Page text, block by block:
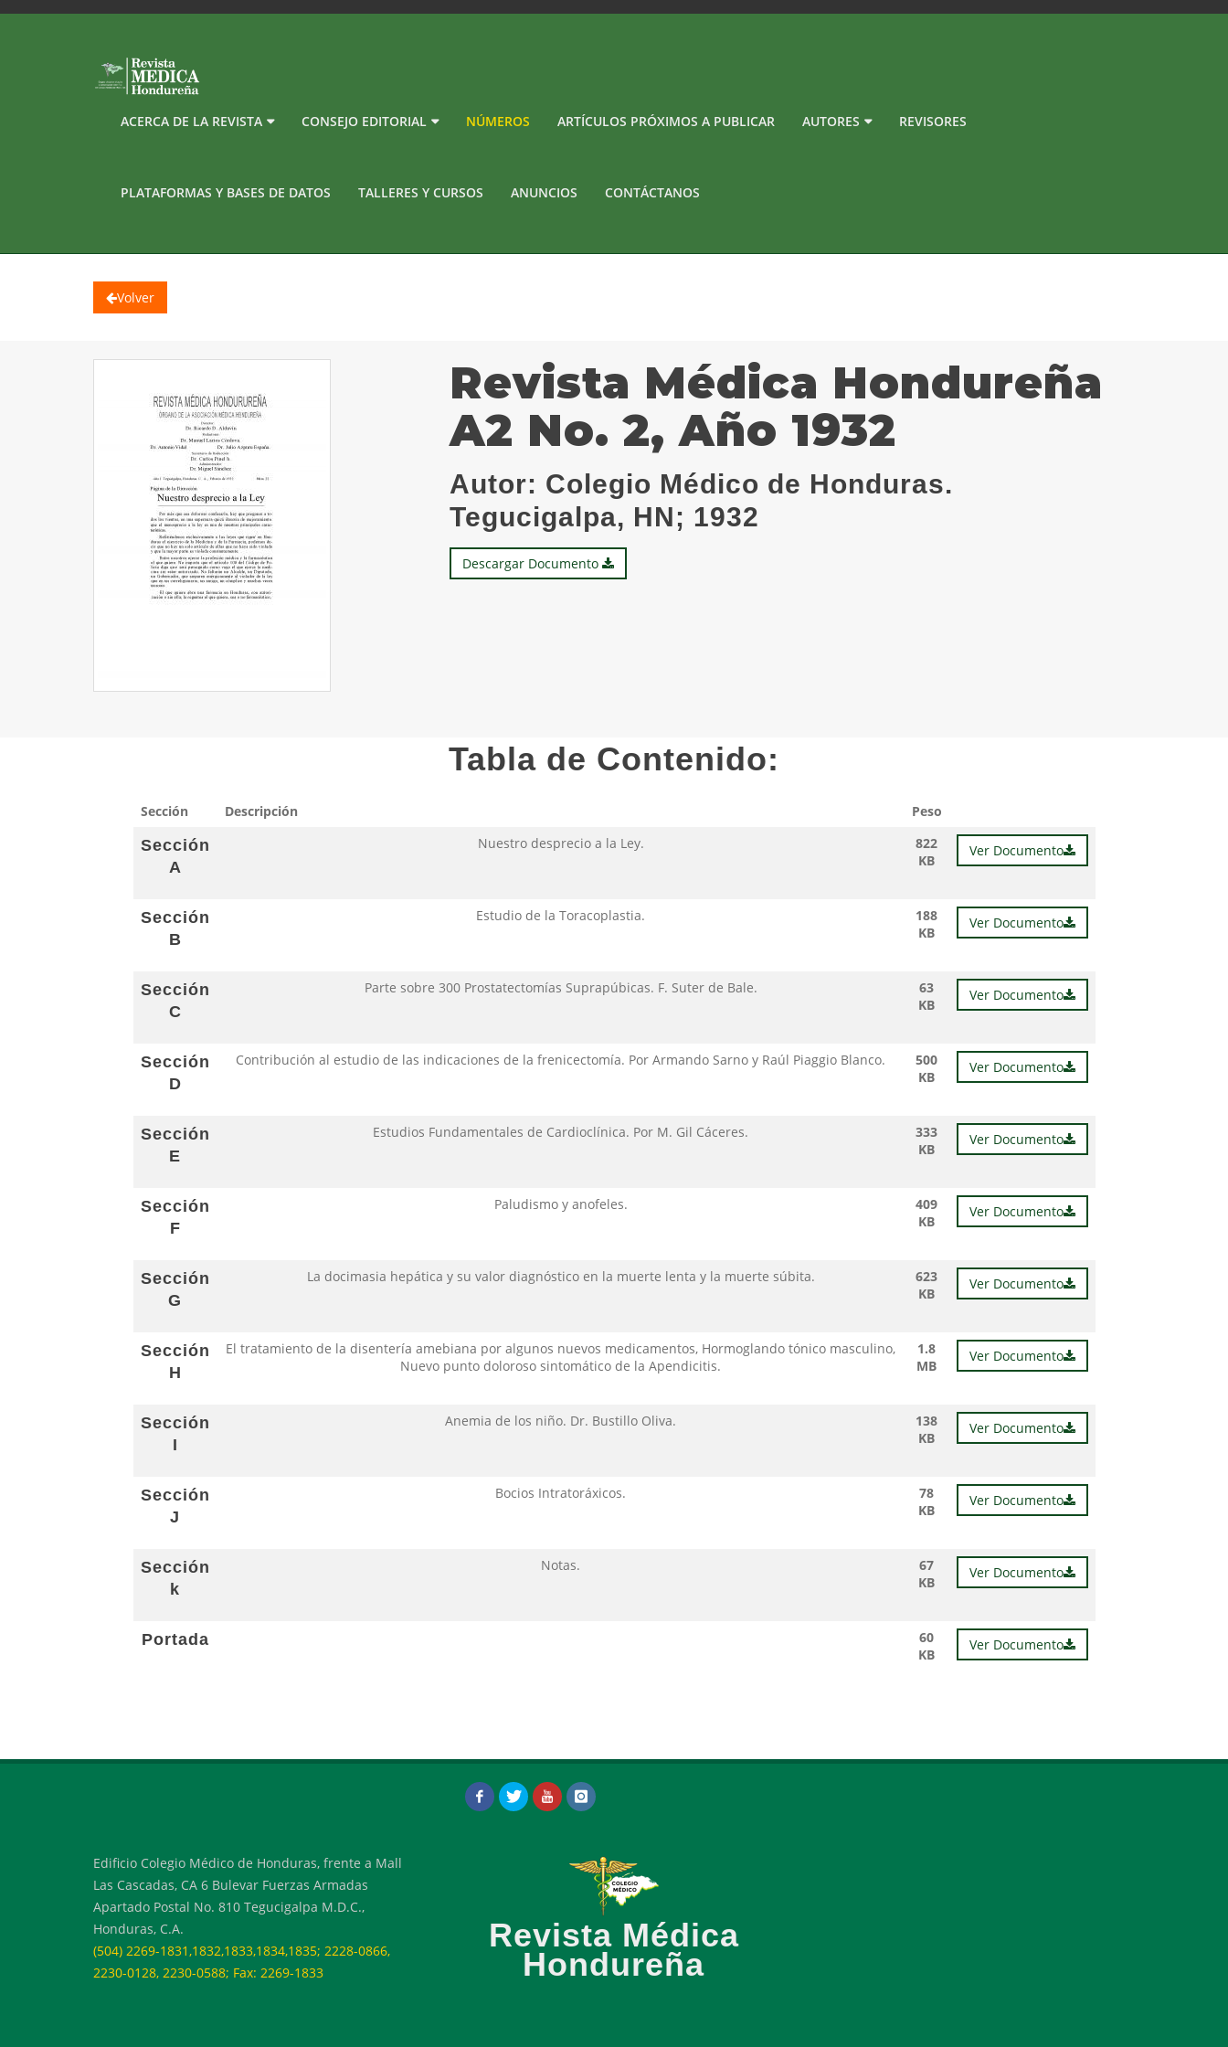
ACERCA DE LA REVISTA CONSEJO EDITORIAL NÚMEROS ARTÍCULOS PRÓXIMOS A PUBLICAR AUTORES REVISORES
PLATAFORMAS Y BASES DE DATOS TALLERES Y CURSOS ANUNCIOS CONTÁCTANOS
Volver
Revista Médica Hondureña
A2 No. 2, Año 1932
Autor: Colegio Médico de Honduras.
Tegucigalpa, HN; 1932
Descargar Documento
Tabla de Contenido:
Sección Descripción Peso
Sección
A
Nuestro desprecio a la Ley.
822
KB
Ver Documento
Sección
B
Estudio de la Toracoplastia.
188
KB
Ver Documento
Sección
C
Parte sobre 300 Prostatectomías Suprapúbicas. F. Suter de Bale.
63
KB
Ver Documento
Sección
D
Contribución al estudio de las indicaciones de la frenicectomía. Por Armando Sarno y Raúl Piaggio Blanco.
500
KB
Ver Documento
Sección
E
Estudios Fundamentales de Cardioclínica. Por M. Gil Cáceres.
333
KB
Ver Documento
Sección
F
Paludismo y anofeles.
409
KB
Ver Documento
Sección
G
La docimasia hepática y su valor diagnóstico en la muerte lenta y la muerte súbita.
623
KB
Ver Documento
Sección
H
El tratamiento de la disentería amebiana por algunos nuevos medicamentos, Hormoglando tónico masculino,
Nuevo punto doloroso sintomático de la Apendicitis.
1.8
MB
Ver Documento
Sección
I
Anemia de los niño. Dr. Bustillo Oliva.
138
KB
Ver Documento
Sección
J
Bocios Intratoráxicos.
78
KB
Ver Documento
Sección
k
Notas.
67
KB
Ver Documento
Portada
60
KB
Ver Documento
Edificio Colegio Médico de Honduras, frente a Mall
Las Cascadas, CA 6 Bulevar Fuerzas Armadas
Apartado Postal No. 810 Tegucigalpa M.D.C.,
Honduras, C.A.
(504) 2269-1831,1832,1833,1834,1835; 2228-0866,
2230-0128, 2230-0588; Fax: 2269-1833
Revista Médica
Hondureña